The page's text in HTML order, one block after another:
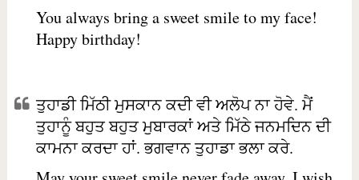
You always bring a sweet smile to my face!
Happy birthday!
ਤੁਹਾਡੀ ਮਿੱਠੀ ਮੁਸਕਾਨ ਕਦੀ ਵੀ ਅਲੋਪ ਨਾ ਹੋਵੇ. ਮੈਂ
ਤੁਹਾਨੂੰ ਬਹੁਤ ਬਹੁਤ ਮੁਬਾਰਕਾਂ ਅਤੇ ਮਿੱਠੇ ਜਨਮਦਿਨ ਦੀ
ਕਾਮਨਾ ਕਰਦਾ ਹਾਂ. ਭਗਵਾਨ ਤੁਹਾਡਾ ਭਲਾ ਕਰੇ.